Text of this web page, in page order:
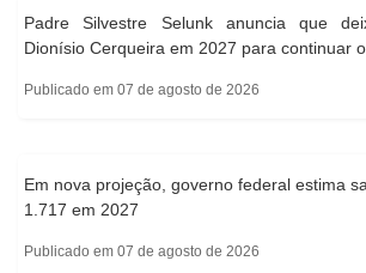
Padre Silvestre Selunk anuncia que
Dionísio Cerqueira em 2027 para continuar
Publicado em 07 de agosto de 2026
Em nova projeção, governo federal estima
1.717 em 2027
Publicado em 07 de agosto de 2026